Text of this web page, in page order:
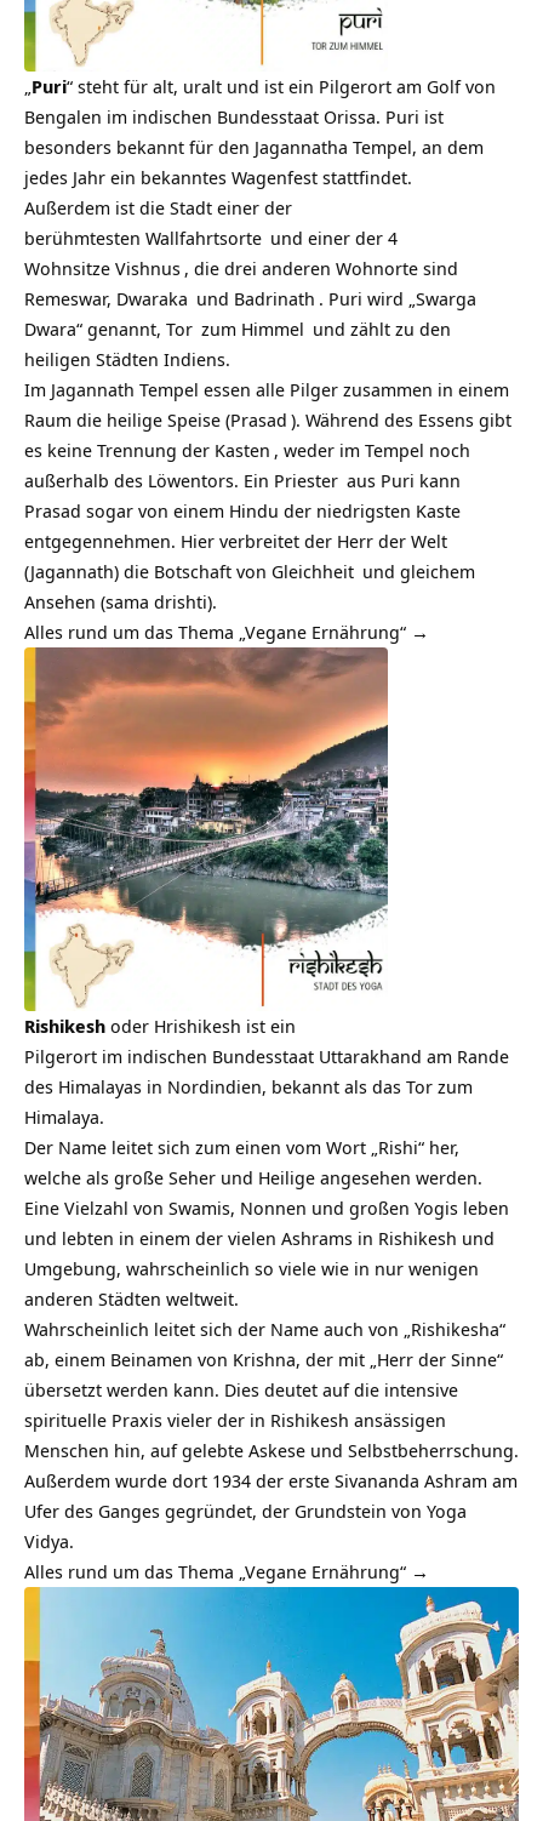
„Puri“ steht für alt, uralt und ist ein Pilgerort am Golf von
Bengalen im indischen Bundesstaat Orissa. Puri ist
besonders bekannt für den Jagannatha Tempel, an dem
jedes Jahr ein bekanntes Wagenfest stattfindet.
Außerdem ist die Stadt einer der
berühmtesten Wallfahrtsorte und einer der 4
Wohnsitze Vishnus , die drei anderen Wohnorte sind
Remeswar, Dwaraka und Badrinath . Puri wird „Swarga
Dwara“ genannt, Tor zum Himmel und zählt zu den
heiligen Städten Indiens.
Im Jagannath Tempel essen alle Pilger zusammen in einem
Raum die heilige Speise (Prasad ). Während des Essens gibt
es keine Trennung der Kasten , weder im Tempel noch
außerhalb des Löwentors. Ein Priester aus Puri kann
Prasad sogar von einem Hindu der niedrigsten Kaste
entgegennehmen. Hier verbreitet der Herr der Welt
(Jagannath) die Botschaft von Gleichheit und gleichem
Ansehen (sama drishti).
Alles rund um das Thema „Vegane Ernährung“ →
Rishikesh oder Hrishikesh ist ein
Pilgerort im indischen Bundesstaat Uttarakhand am Rande
des Himalayas in Nordindien, bekannt als das Tor zum
Himalaya.
Der Name leitet sich zum einen vom Wort „Rishi“ her,
welche als große Seher und Heilige angesehen werden.
Eine Vielzahl von Swamis, Nonnen und großen Yogis leben
und lebten in einem der vielen Ashrams in Rishikesh und
Umgebung, wahrscheinlich so viele wie in nur wenigen
anderen Städten weltweit.
Wahrscheinlich leitet sich der Name auch von „Rishikesha“
ab, einem Beinamen von Krishna, der mit „Herr der Sinne“
übersetzt werden kann. Dies deutet auf die intensive
spirituelle Praxis vieler der in Rishikesh ansässigen
Menschen hin, auf gelebte Askese und Selbstbeherrschung.
Außerdem wurde dort 1934 der erste Sivananda Ashram am
Ufer des Ganges gegründet, der Grundstein von Yoga
Vidya.
Alles rund um das Thema „Vegane Ernährung“ →